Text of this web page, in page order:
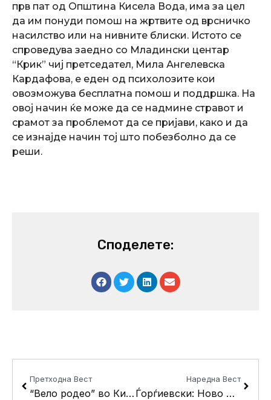
прв пат од Општина Кисела Вода, има за цел
да им понуди помош на жртвите од врсничко
насилство или на нивните блиски. Истото се
спроведува заедно со Младински центар
“Крик” чиј претседател, Мила Ангелевска
Кардафова, е еден од психолозите кои
овозможува бесплатна помош и поддршка. На
овој начин ќе може да се надмине стравот и
срамот за проблемот да се пријави, како и да
се изнајде начин тој што побезболно да се
реши.
Споделете:
Претходна Вест
“Вело родео” во Кисела Вода во рамки на Европската недела на мобилност
Наредна Вест
Ѓорѓиевски: Ново фудбалско и детско игралиште, како и паркинг простор во во ООУ “Круме Кепески”